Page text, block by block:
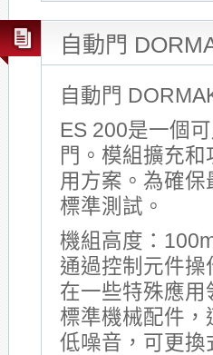
自動門
自動門
ES 200是一個
門。模組擴充
用方案。為確
標準測試。
機組高度：
通過控制元件
在一些特殊應
標準機械配件，
低噪音，可更換